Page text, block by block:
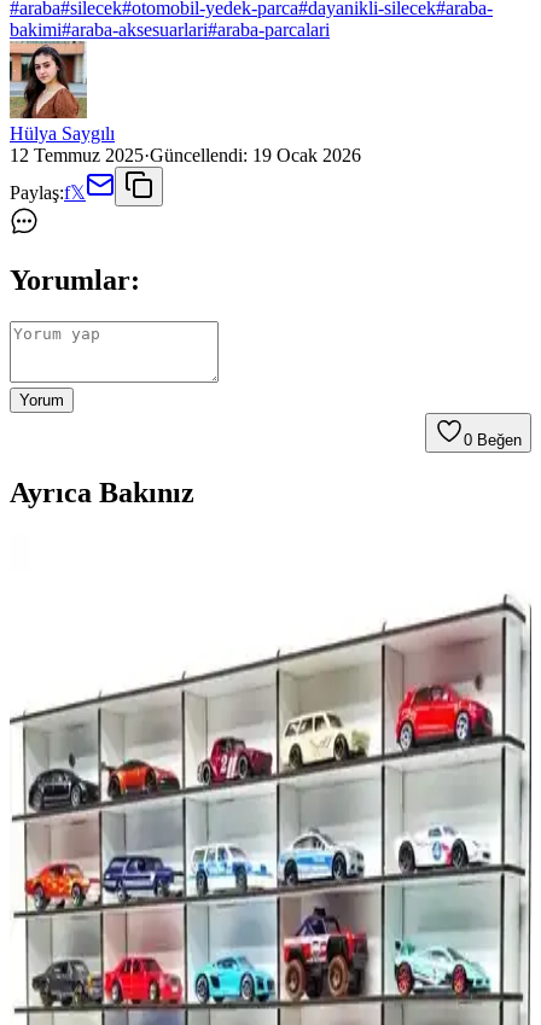
#araba#silecek#otomobil-yedek-parca#dayanikli-silecek#araba-
bakimi#araba-aksesuarlari#araba-parcalari
Hülya Saygılı
12 Temmuz 2025·Güncellendi: 19 Ocak 2026
Paylaş:f𝕏
Yorumlar:
Yorum
0 Beğen
Ayrıca Bakınız
Honda Civic HB 2006-2011 modellerine uygun, dayanıklı ve sessiz
çalışan R.B.W. muz silecek takımı, yüksek temizlik performansı ve
kolay montajıyla güvenilir sürüş konforu sunar.
Biartt 650 mm Yüksek Kaliteli ve Çok Yönlü Silecek
Lastiği Araçlar İçin
Biartt 650 mm silecek lastiği, dayanıklı ve pratik tasarımıyla her
araçla uyum sağlar. Buz ve donmaya karşı dirençli, kolay montajlı
bu ürün, acil ihtiyaçlar ve mevsim geçişleri için ideal bir seçimdir.
Fiat Linea İçin Özel Halı Paspaslar: Dayanıklı ve
Uygun Fiyatlı Seçenekler
Fiat Linea için tasarlanmış halı paspaslar, dayanıklı malzeme ve
kolay montajıyla aracınızı korurken, estetik görünüm sağlar.
Malzeme kalitesi ve kullanım ömrü göz önüne alınmalı.